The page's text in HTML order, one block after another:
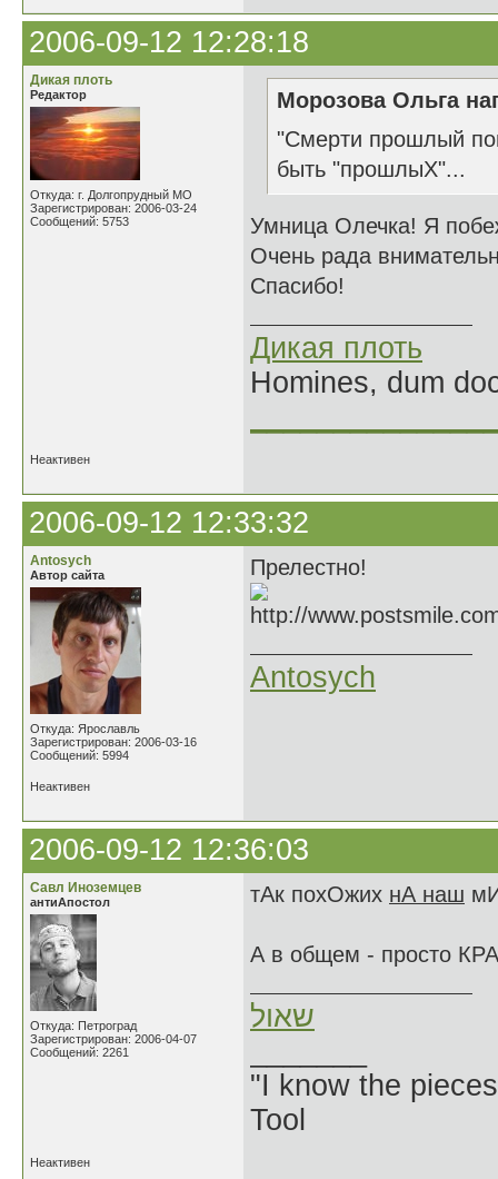
2006-09-12 12:28:18
Дикая плоть
Редактор
Откуда: г. Долгопрудный МО
Зарегистрирован: 2006-03-24
Сообщений: 5753
Морозова Ольга
"Смерти прошлый
быть "прошлыХ"...
Умница Олечка! Я
Очень рада
Спасибо!
Дикая плоть
Homines, dum
Неактивен
2006-09-12 12:33:32
Antosych
Автор сайта
Откуда: Ярославль
Зарегистрирован: 2006-03-16
Сообщений: 5994
Прелестно!
Antosych
Неактивен
2006-09-12 12:36:03
Савл Иноземцев
антиАпостол
Откуда: Петроград
Зарегистрирован: 2006-04-07
Сообщений: 2261
тАк похОжих нА наш
А в общем - просто
שאול
"I know the
Tool
Неактивен